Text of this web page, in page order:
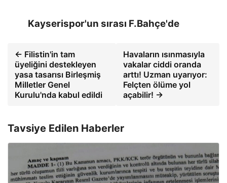
Kayserispor'un sırası F.Bahçe'de
← Filistin'in tam
üyeliğini destekleyen
yasa tasarısı Birleşmiş
Milletler Genel
Kurulu'nda kabul edildi
Havaların ısınmasıyla
vakalar ciddi oranda
arttı! Uzman uyarıyor:
Felçten ölüme yol
açabilir! →
Tavsiye Edilen Haberler